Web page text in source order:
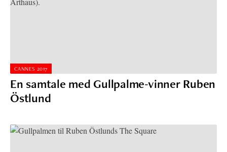
CANNES 2017
En samtale med Gullpalme-vinner Ruben
Östlund